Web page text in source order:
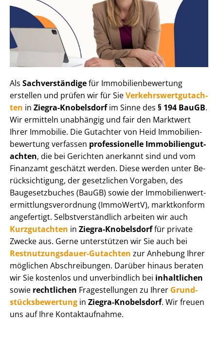
Als Sachverständigefür Im­mo­bi­li­en­be­wer­tung
erstellen und prüfen wir für SieVer­kehrs­wert­gut­ach­
ten in Ziegra-Knobelsdorfim Sinne des § 194 BauGB.
Wir ermitteln unabhängig und fair den Marktwert
Ihrer Immobilie. Die Gutachter von Heid Im­mo­bi­li­en­
be­wer­tung verfassen professionelle Im­mo­bi­li­en­gut­
ach­ten, die bei Gerichten anerkannt sind und vom
Finanzamt geschätzt werden. Diese werden unter Be­
rück­sich­ti­gung, der gesetzlichen Vorgaben, des
Baugesetzbuches (BauGB) sowie der Im­mo­bi­li­en­wert­
ermitt­lungs­ver­ord­nung (ImmoWertV), marktkonform
angefertigt. Selbst­ver­ständ­lich arbeiten wir auch
Kurzgutachten in Ziegra-Knobelsdorffür private
Zwecke aus. Gerne unterstützen wir Sie auch bei
Rest­nut­zungs­dau­er-Gutachten zur Anhebung Ihrer
möglichen Abschreibungen. Darüber hinaus beraten
wir Sie kostenlos und unverbindlich bei inhaltlichen
sowie rechtlichen Fragestellungen zu Ihrer Grund­
stücks­be­wer­tung in Ziegra-Knobelsdorf. Wir freuen
uns auf Ihre Kontaktaufnahme.